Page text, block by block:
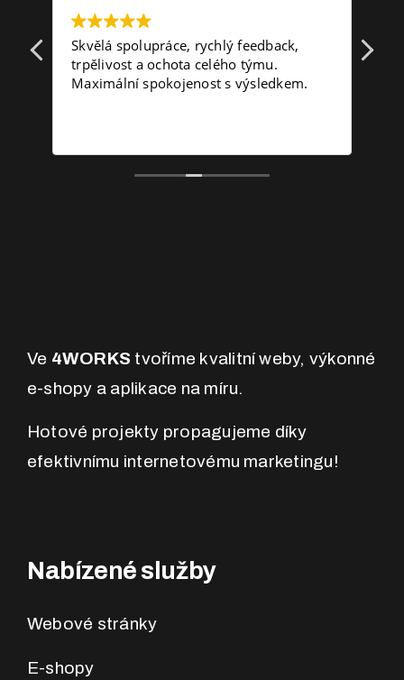
Skvělá spolupráce, rychlý feedback,
trpělivost a ochota celého týmu.
Maximální spokojenost s výsledkem.
Ve 4WORKS tvoříme kvalitní weby, výkonné
e-shopy a aplikace na míru.
Hotové projekty propagujeme díky
efektivnímu internetovému marketingu!
Nabízené služby
Webové stránky
E-shopy